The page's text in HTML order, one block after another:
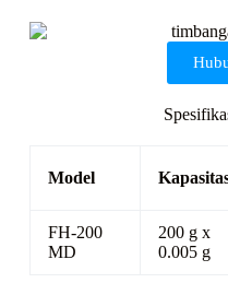
Model
FH-200
MD
200 g x
0.005 g